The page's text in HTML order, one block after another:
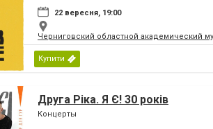
22 вересня, 19:00
Черниговский областной академический
Купити
Друга Ріка. Я Є! 30 років
Концерты